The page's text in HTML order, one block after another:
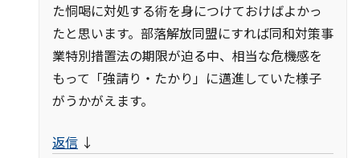
た恫喝に対処する術を身につけておけばよかっ
たと思います。部落解放同盟にすれば同和対策事
業特別措置法の期限が迫る中、相当な危機感を
もって「強請り・たかり」に邁進していた様子
がうかがえます。
返信 ↓